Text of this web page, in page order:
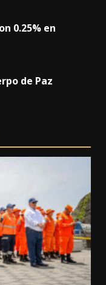
0.25% en
de Paz